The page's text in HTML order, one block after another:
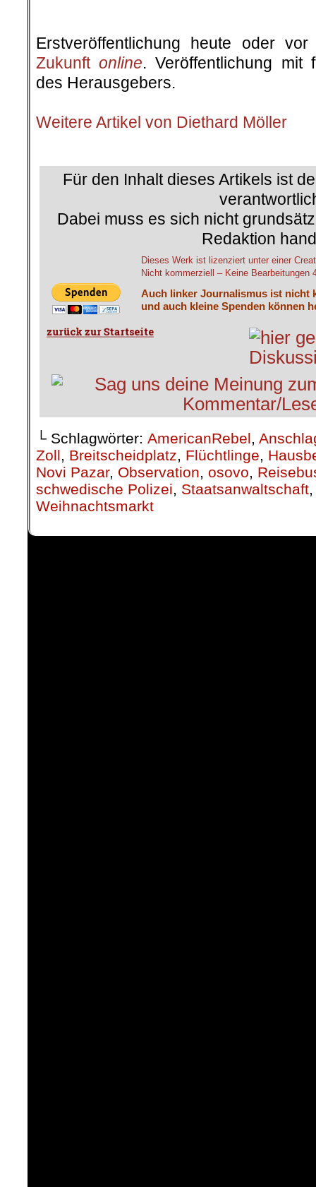
Erstveröffentlichung heute oder
Zukunftonline. Veröffentlichung mit
des Herausgebers.
Weitere Artikel von Diethard Möller
Für den Inhalt dieses Artikels ist
Dabei muss es sich nicht
Redaktion
Dieses Werk ist lizenziert unter einer
Nicht kommerziell – Keine Bearbeitungen
Auch linker Journalismus ist nicht
und auch kleine Spenden können
└ Schlagwörter: AmericanRebel,
Zoll, Breitscheidplatz, Flüchtlinge,
Novi Pazar, Observation, osovo,
schwedische Polizei, Staatsanwaltschaft
Weihnachtsmarkt